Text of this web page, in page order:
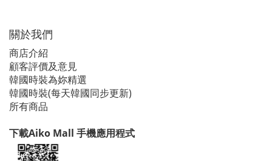
關於我們
商店介紹
顧客評價及意見
韓國時裝為妳精選
韓國時裝(每天韓國同步更新)
所有商品
下載Aiko Mall 手機應用程式